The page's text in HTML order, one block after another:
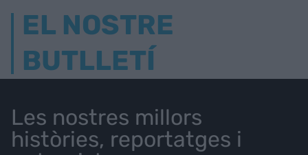
EL NOSTRE
BUTLLETÍ
Les nostres millors
històries, reportatges i